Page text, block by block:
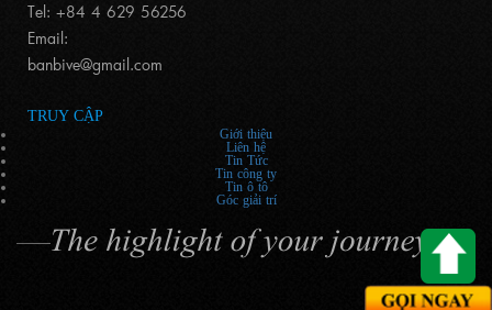
Tel: +84 4 629 56256
Email:
banbive@gmail.com
TRUY CẬP
Giới thiệu
Liên hệ
Tin Tức
Tin công ty
Tin ô tô
Góc giải trí